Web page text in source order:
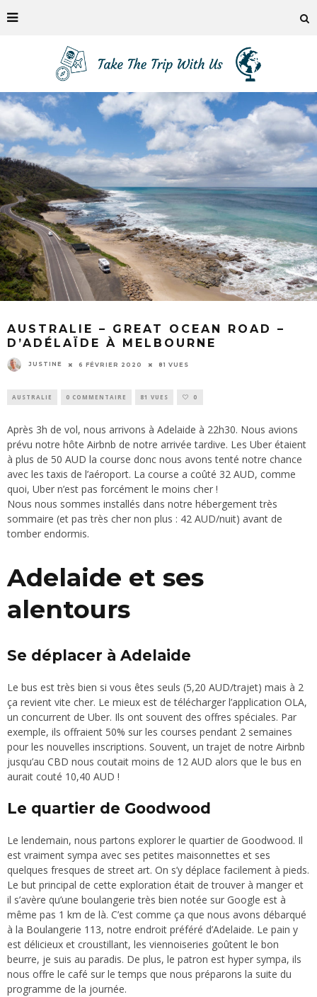
AUSTRALIE – GREAT OCEAN ROAD –
D’ADÉLAÏDE À MELBOURNE
JUSTINE 6 FÉVRIER 2020 81 VUES
AUSTRALIE 0 COMMENTAIRE 81 VUES 0
Après 3h de vol, nous arrivons à Adelaide à 22h30. Nous avions
prévu notre hôte Airbnb de notre arrivée tardive. Les Uber étaient
à plus de 50 AUD la course donc nous avons tenté notre chance
avec les taxis de l’aéroport. La course a coûté 32 AUD, comme
quoi, Uber n’est pas forcément le moins cher !
Nous nous sommes installés dans notre hébergement très
sommaire (et pas très cher non plus : 42 AUD/nuit) avant de
tomber endormis.
Adelaide et ses
alentours
Se déplacer à Adelaide
Le bus est très bien si vous êtes seuls (5,20 AUD/trajet) mais à 2
ça revient vite cher. Le mieux est de télécharger l’application OLA,
un concurrent de Uber. Ils ont souvent des offres spéciales. Par
exemple, ils offraient 50% sur les courses pendant 2 semaines
pour les nouvelles inscriptions. Souvent, un trajet de notre Airbnb
jusqu’au CBD nous coutait moins de 12 AUD alors que le bus en
aurait couté 10,40 AUD !
Le quartier de Goodwood
Le lendemain, nous partons explorer le quartier de Goodwood. Il
est vraiment sympa avec ses petites maisonnettes et ses
quelques fresques de street art. On s’y déplace facilement à pieds.
Le but principal de cette exploration était de trouver à manger et
il s’avère qu’une boulangerie très bien notée sur Google est à
même pas 1 km de là. C’est comme ça que nous avons débarqué
à la Boulangerie 113, notre endroit préféré d’Adelaide. Le pain y
est délicieux et croustillant, les viennoiseries goûtent le bon
beurre, je suis au paradis. De plus, le patron est hyper sympa, ils
nous offre le café sur le temps que nous préparons la suite du
programme de la journée.